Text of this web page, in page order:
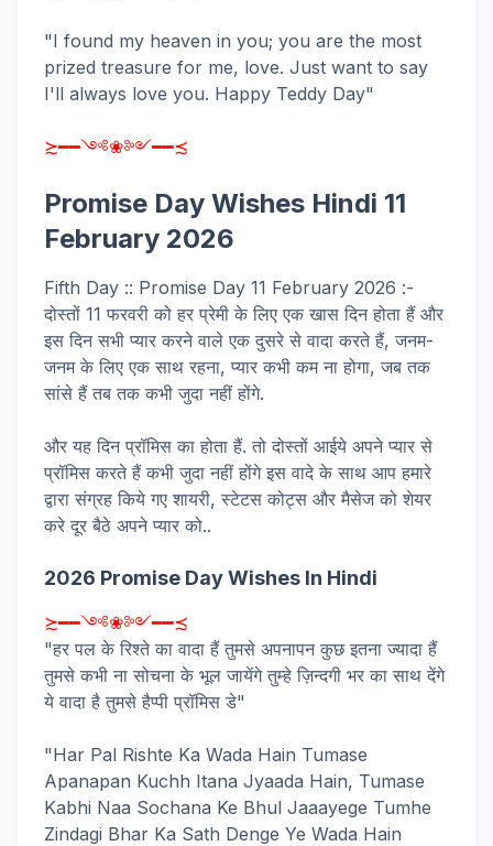
"I found my heaven in you; you are the most
prized treasure for me, love. Just want to say
I'll always love you. Happy Teddy Day"
≿━━༺❀༻━━≾
Promise Day Wishes Hindi 11
February 2026
Fifth Day :: Promise Day 11 February 2026 :-
दोस्तों 11 फरवरी को हर प्रेमी के लिए एक खास दिन होता हैं और
इस दिन सभी प्यार करने वाले एक दुसरे से वादा करते हैं, जनम-
जनम के लिए एक साथ रहना, प्यार कभी कम ना होगा, जब तक
सांसे हैं तब तक कभी जुदा नहीं होंगे.
और यह दिन प्रॉमिस का होता हैं. तो दोस्तों आईये अपने प्यार से
प्रॉमिस करते हैं कभी जुदा नहीं होंगे इस वादे के साथ आप हमारे
द्वारा संग्रह किये गए शायरी, स्टेटस कोट्स और मैसेज को शेयर
करे दूर बैठे अपने प्यार को..
2026 Promise Day Wishes In Hindi
≿━━༺❀༻━━≾
"हर पल के रिश्ते का वादा हैं तुमसे अपनापन कुछ इतना ज्यादा हैं
तुमसे कभी ना सोचना के भूल जायेंगे तुम्हे ज़िन्दगी भर का साथ देंगे
ये वादा है तुमसे हैप्पी प्रॉमिस डे"
"Har Pal Rishte Ka Wada Hain Tumase
Apanapan Kuchh Itana Jyaada Hain, Tumase
Kabhi Naa Sochana Ke Bhul Jaaayege Tumhe
Zindagi Bhar Ka Sath Denge Ye Wada Hain